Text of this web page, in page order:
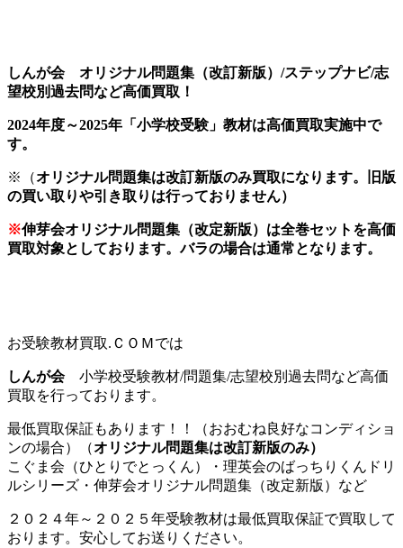
しんが会 オリジナル問題集（改訂新版）/ステップナビ/志
望校別過去問など高価買取！
2024年度～2025年「小学校受験」教材は高価買取実施中で
す。
※（オリジナル問題集は改訂新版のみ買取になります。旧版
の買い取りや引き取りは行っておりません）
※伸芽会オリジナル問題集（改定新版）は全巻セットを高価
買取対象としております。バラの場合は通常となります。
お受験教材買取.ＣＯＭでは
しんが会小学校受験教材/問題集/志望校別過去問など高価
買取を行っております。
最低買取保証もあります！！（おおむね良好なコンディショ
ンの場合）（オリジナル問題集は改訂新版のみ）
こぐま会（ひとりでとっくん）・理英会のばっちりくんドリ
ルシリーズ・伸芽会オリジナル問題集（改定新版）など
２０２４年～２０２５年受験教材は最低買取保証で買取して
おります。安心してお送りください。